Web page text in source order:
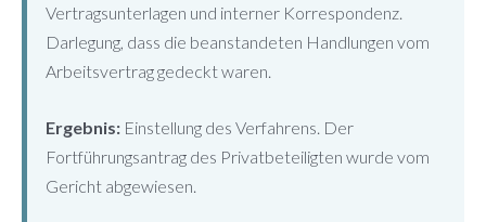
Vertragsunterlagen und interner Korrespondenz.
Darlegung, dass die beanstandeten Handlungen vom
Arbeitsvertrag gedeckt waren.
Ergebnis: Einstellung des Verfahrens. Der
Fortführungsantrag des Privatbeteiligten wurde vom
Gericht abgewiesen.